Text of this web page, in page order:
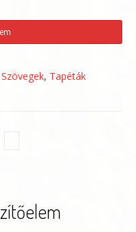
Ft.
Szövegek, Tapéták